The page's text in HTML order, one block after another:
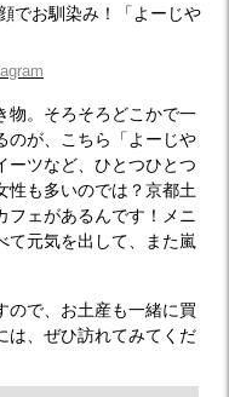
物。そろそろどこかで一
のが、こちら「よーじや
ーツなど、ひとつひとつ
性も多いのでは？京都土
フェがあるんです！メニ
て元気を出して、また嵐
ので、お土産も一緒に買
は、ぜひ訪れてみてくだ